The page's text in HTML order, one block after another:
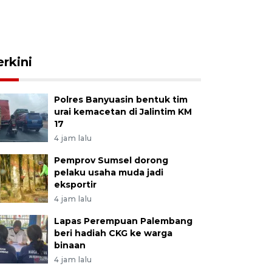
Polres Banyuasin bentuk tim
urai kemacetan di Jalintim KM
17
4 jam lalu
Pemprov Sumsel dorong
pelaku usaha muda jadi
eksportir
4 jam lalu
Lapas Perempuan Palembang
beri hadiah CKG ke warga
binaan
4 jam lalu